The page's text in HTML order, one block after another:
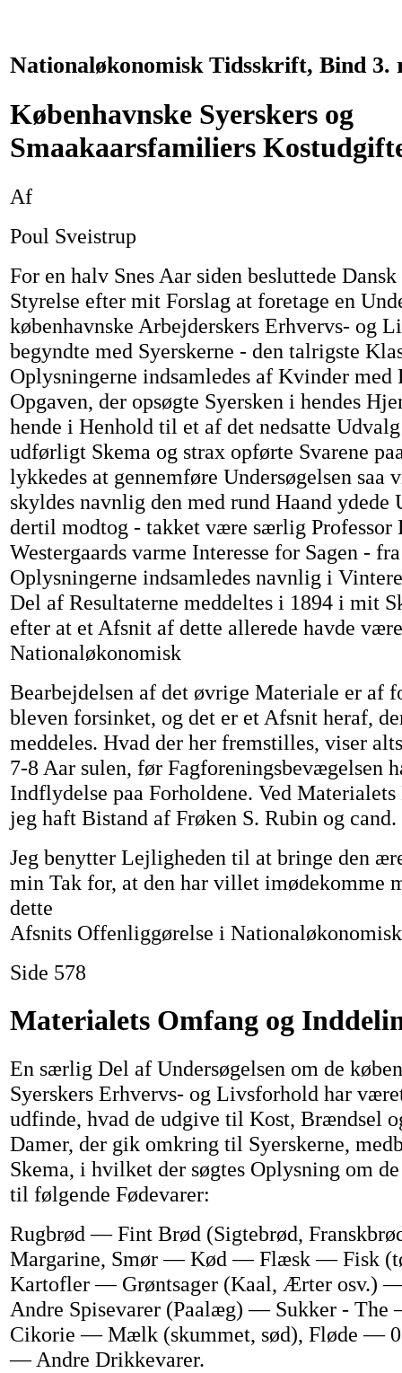
Nationaløkonomisk Tidsskrift, Bind 3.
Københavnske Syerskers og
Smaakaarsfamiliers
Af
Poul Sveistrup
For en halv Snes Aar siden besluttede
Styrelse efter mit Forslag at foretage en
københavnske Arbejderskers Erhvervs- og
begyndte med Syerskerne - den talrigste
Oplysningerne indsamledes af Kvinder med
Opgaven, der opsøgte Syersken i hendes
hende i Henhold til et af det nedsatte
udførligt Skema og strax opførte Svarene
lykkedes at gennemføre Undersøgelsen saa
skyldes navnlig den med rund Haand ydede
dertil modtog - takket være særlig Professor
Westergaards varme Interesse for Sagen -
Oplysningerne indsamledes navnlig i
Del af Resultaterne meddeltes i 1894 i mit
efter at et Afsnit af dette allerede havde
Nationaløkonomisk
Bearbejdelsen af det øvrige Materiale er af
bleven forsinket, og det er et Afsnit heraf,
meddeles. Hvad der her fremstilles, viser
7-8 Aar sulen, før Fagforeningsbevægelsen
Indflydelse paa Forholdene. Ved Materialets
jeg haft Bistand af Frøken S. Rubin og
Jeg benytter Lejligheden til at bringe den
min Tak for, at den har villet imødekomme
dette
Afsnits Offenliggørelse i
Side 578
Materialets Omfang og
En særlig Del af Undersøgelsen om de
Syerskers Erhvervs- og Livsforhold har
udfinde, hvad de udgive til Kost, Brændsel
Damer, der gik omkring til Syerskerne,
Skema, i hvilket der søgtes Oplysning om
til følgende Fødevarer:
Rugbrød — Fint Brød (Sigtebrød,
Margarine, Smør — Kød — Flæsk — Fisk
Kartofler — Grøntsager (Kaal, Ærter osv.)
Andre Spisevarer (Paalæg) — Sukker -
Cikorie — Mælk (skummet, sød), Fløde —
— Andre Drikkevarer.